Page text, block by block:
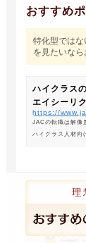
おすすめ
特化型では
を見たいなら
ハイクラス
エイシーリ
https://
JACの転職は解像
ハイクラス人材向
コ